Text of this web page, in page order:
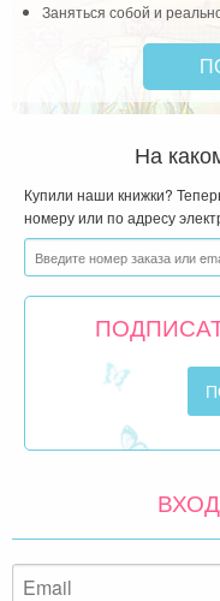
Заняться собой и
На
Купили наши книжки?
номеру или по адресу